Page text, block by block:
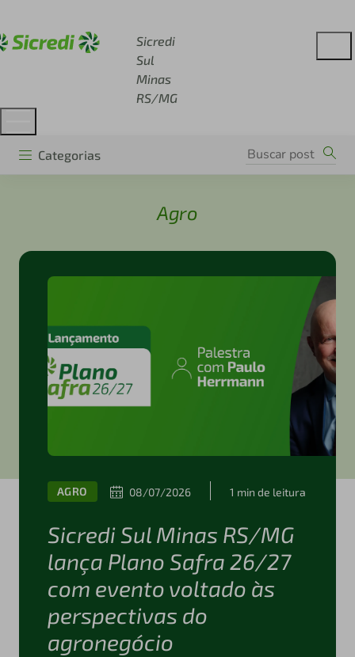
Sicredi
Sul
Minas
RS/MG
Categorias
Agro
AGRO 08/07/2026 1 min de leitura
Sicredi Sul Minas RS/MG
lança Plano Safra 26/27
com evento voltado às
perspectivas do
agronegócio